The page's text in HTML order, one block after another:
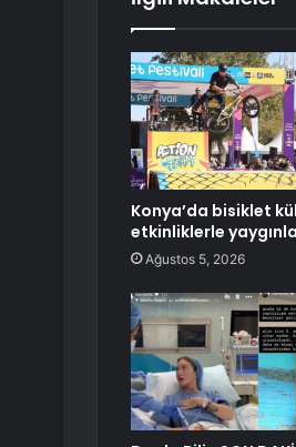
Konya’da bisiklet
etkinliklerle
Ağustos 5, 2026